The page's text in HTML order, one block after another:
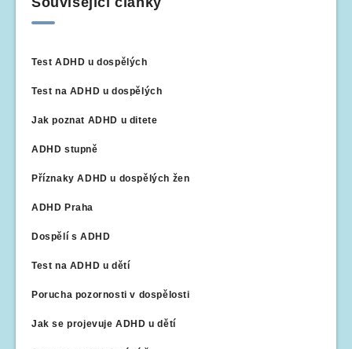
Test ADHD u dospělých
Test na ADHD u dospělých
Jak poznat ADHD u ditete
ADHD stupně
Příznaky ADHD u dospělých žen
ADHD Praha
Dospělí s ADHD
Test na ADHD u dětí
Porucha pozornosti v dospělosti
Jak se projevuje ADHD u dětí